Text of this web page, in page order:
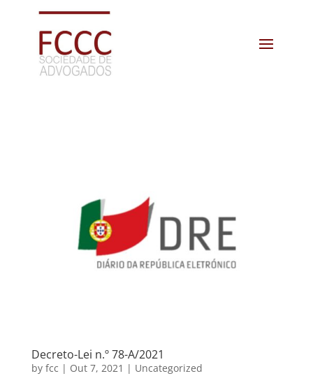
Decreto-Lei n.º 78-A/2021
by fcc | Out 7, 2021 | Uncategorized